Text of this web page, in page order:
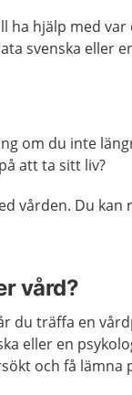
ha hjälp med var
svenska eller
om du inte
att ta sitt liv?
vården. Du
vård?
du träffa en
eller en
och få lämna